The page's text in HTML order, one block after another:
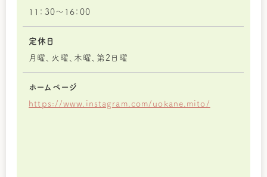
11：30～16：00
定休日
月曜、火曜、木曜、第2日曜
ホームページ
https://www.instagram.com/uokane.mito/